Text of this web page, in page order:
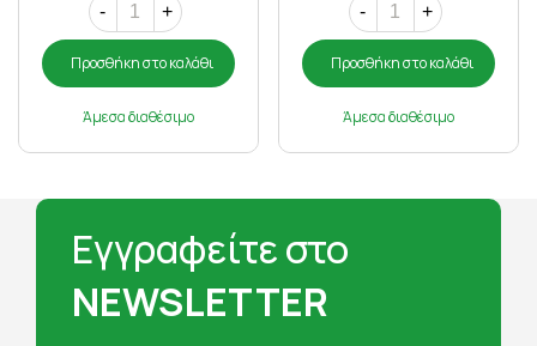
- +
Προσθήκη στο καλάθι
Άμεσα διαθέσιμο
- +
Προσθήκη στο καλάθι
Άμεσα διαθέσιμο
Εγγραφείτε στο
NEWSLETTER